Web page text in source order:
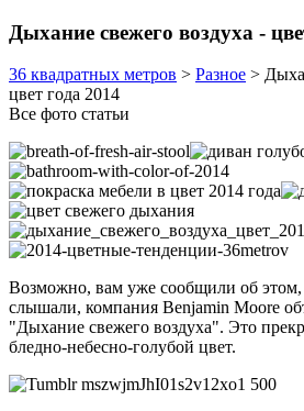
Дыхание свежего воздуха -
36 квадратных метров > Разное >
цвет года 2014
Все фото статьи
Возможно, вам уже сообщили об
слышали, компания Benjamin Moore
"Дыхание свежего воздуха". Это
бледно-небесно-голубой цвет.